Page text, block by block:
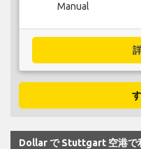
Manual
Dollar で Stuttgart 空港で